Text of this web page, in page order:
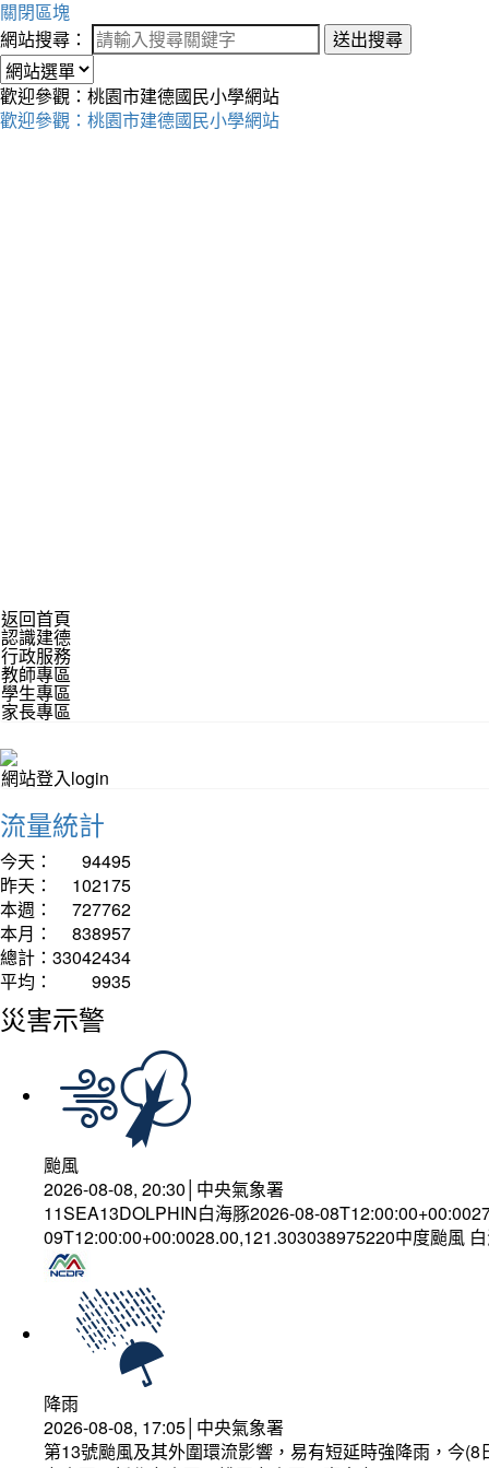
關閉區塊
網站搜尋：
送出搜尋
歡迎參觀：桃園市建德國民小學網站
歡迎參觀：桃園市建德國民小學網站
返回首頁
認識建德
行政服務
教師專區
學生專區
家長專區
網站登入login
流量統計
今天：
94495
昨天：
102175
本週：
727762
本月：
838957
總計： 33042434
平均：
9935
災害示警
颱風
2026-08-08, 20:30│中央氣象署
11SEA13DOLPHIN白海豚2026-08-
09T12:00:00+00:0028.00,121.303038975220中度颱風
降雨
2026-08-08, 17:05│中央氣象署
第13號颱風及其外圍環流影響，易有短延時強降雨，今